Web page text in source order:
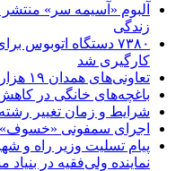
آلبوم «آسیمه سر»
زندگی
۷۳۸۰ دستگاه اتوبوس
کارگیری شد
تعاونی‌های همدان ۱۹ هزار فرصت شغلی ایجاد کرده‌اند
باغچه‌های خانگی در کاهش
شرایط و زمان تغییر
اجرای سمفونی «خسوف»
پیام تسلیت وزیر راه و
نماینده ولی‌فقیه در